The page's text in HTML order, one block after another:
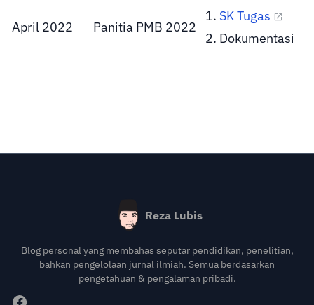
April 2022 Panitia PMB 2022
SK Tugas
Dokumentasi
Reza Lubis
Blog personal yang membahas seputar pendidikan, penelitian,
bahkan pengelolaan jurnal ilmiah. Semua berdasarkan
pengetahuan & pengalaman pribadi.